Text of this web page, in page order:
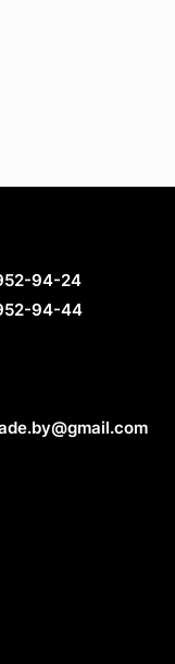
94-24
94-44